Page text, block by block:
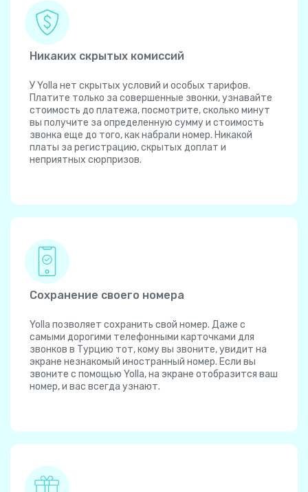
Никаких скрытых комиссий
У Yolla нет скрытых условий и особых тарифов.
Платите только за совершенные звонки, узнавайте
стоимость до платежа, посмотрите, сколько минут
вы получите за определенную сумму и стоимость
звонка еще до того, как набрали номер. Никакой
платы за регистрацию, скрытых доплат и
неприятных сюрпризов.
Сохранение своего номера
Yolla позволяет сохранить свой номер. Даже с
самыми дорогими телефонными карточками для
звонков в Турцию тот, кому вы звоните, увидит на
экране незнакомый иностранный номер. Если вы
звоните с помощью Yolla, на экране отобразится ваш
номер, и вас всегда узнают.